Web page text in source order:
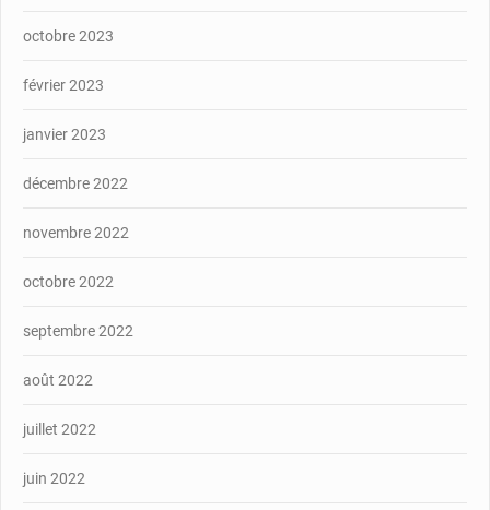
octobre 2023
février 2023
janvier 2023
décembre 2022
novembre 2022
octobre 2022
septembre 2022
août 2022
juillet 2022
juin 2022